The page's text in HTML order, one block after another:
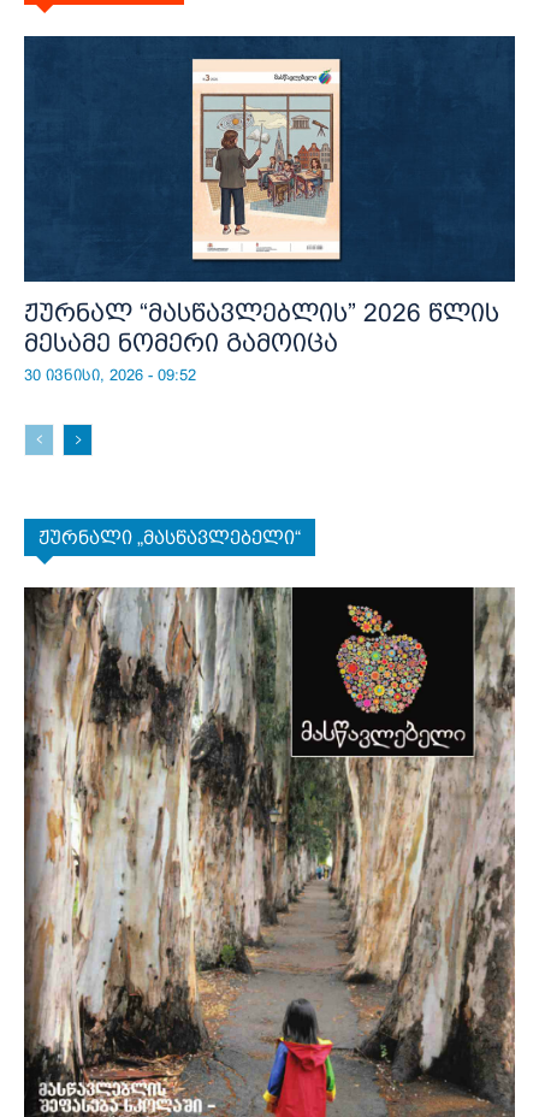
ჟურნალ “მასწავლებლის” 2026 წლის
მესამე ნომერი გამოიცა
30 ივნისი, 2026 - 09:52
ჟურნალი „მასწავლებელი“